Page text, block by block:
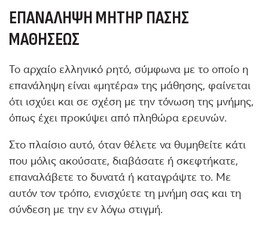
ΕΠΑΝΆΛΗΨΗ ΜΉΤΗΡ ΠΆΣΗΣ
ΜΑΘΉΣΕΩΣ
Το αρχαίο ελληνικό ρητό, σύμφωνα με το οποίο η
επανάληψη είναι «μητέρα» της μάθησης, φαίνεται
ότι ισχύει και σε σχέση με την τόνωση της μνήμης,
όπως έχει προκύψει από πληθώρα ερευνών.
Στο πλαίσιο αυτό, όταν θέλετε να θυμηθείτε κάτι
που μόλις ακούσατε, διαβάσατε ή σκεφτήκατε,
επαναλάβετε το δυνατά ή καταγράψτε το. Με
αυτόν τον τρόπο, ενισχύετε τη μνήμη σας και τη
σύνδεση με την εν λόγω στιγμή.